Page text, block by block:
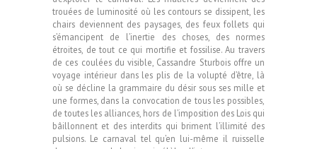
trouées de luminosité où les contours se dissipent, les
chairs deviennent des paysages, des feux follets qui
s’émancipent de l’inertie des choses, des normes
étroites, de tout ce qui mortifie et fossilise. Au travers
de ces coulées du visible, Cassandre Sturbois offre un
voyage intérieur dans les plis de la volupté d’être, là
où se décline la grammaire du désir sous ses mille et
une formes, dans la convocation de tous les possibles,
de toutes les alliances, hors de l’imposition des Lois qui
bâillonnent et des interdits qui briment l’illimité des
pulsions. Le carnaval tel qu’en lui-même il ruisselle